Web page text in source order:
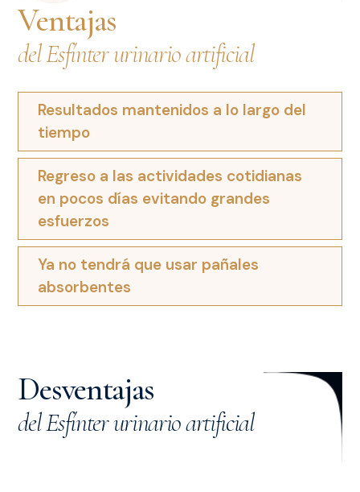
Ventajas
del Esfínter urinario artificial
Resultados mantenidos a lo largo del
tiempo
Regreso a las actividades cotidianas
en pocos días evitando grandes
esfuerzos
Ya no tendrá que usar pañales
absorbentes
Desventajas
del Esfínter urinario artificial